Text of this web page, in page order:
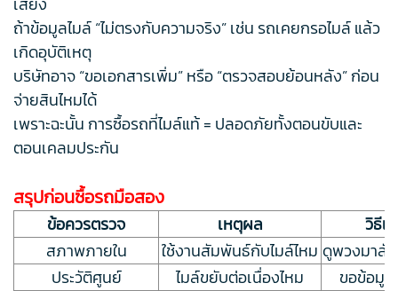
ถ้าข้อมูลไมล์ “ไม่ตรงกับความจริง” เช่น รถเคยกรอไมล์ แล้ว
เกิดอุบัติเหตุ
บริษัทอาจ “ขอเอกสารเพิ่ม” หรือ “ตรวจสอบย้อนหลัง” ก่อน
จ่ายสินไหมได้
เพราะฉะนั้น การซื้อรถที่ไมล์แท้ = ปลอดภัยทั้งตอนขับและ
ตอนเคลมประกัน
สรุปก่อนซื้อรถมือสอง
ข้อควรตรวจ เหตุผล
วิธีเ
สภาพภายใน
ใช้งานสัมพันธ์กับไมล์ไหม ดูพวงมาลัย
ประวัติศูนย์
ไมล์ขยับต่อเนื่องไหม
ขอข้อมู